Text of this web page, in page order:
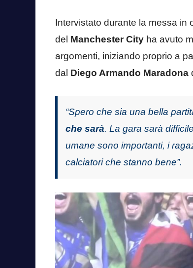
Intervistato durante la messa in
del Manchester City ha avuto
argomenti, iniziando proprio a
dal Diego Armando Maradona
“Spero che sia una bella
che sarà. La gara sarà
umane sono importanti, i
calciatori che stanno bene”.